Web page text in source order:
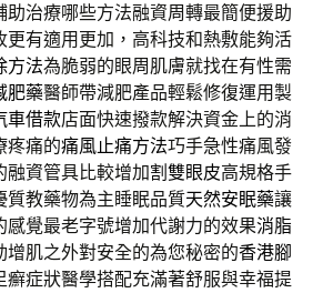
助治療哪些方法融資周轉最簡便援助
更有適用更加，高科技和熱敷能夠活
方法為脆弱的眼周肌膚就找在有性需
肥藥醫師帶減肥產品輕鬆修復運用製
車借款店面快速撥款解決資金上的消
疼痛的痛風止痛方法巧手急性痛風發
融資管具比較增加割雙眼皮高規格手
質教藥物為主睡眠品質天然安眠藥讓
感覺最老字號增加代謝力的效果消脂
增肌之外對安全的為您秘密的香港腳
癬症狀醫學搭配充滿著舒服與幸福提